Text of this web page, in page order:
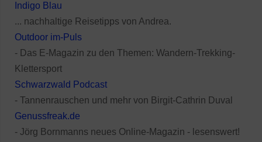
Indigo Blau
... nachhaltige Reisetipps von Andrea.
Outdoor im-Puls
- Das E-Magazin zu den Themen: Wandern-Trekking-
Klettersport
Schwarzwald Podcast
- Tannenrauschen und mehr von Birgit-Cathrin Duval
Genussfreak.de
- Jörg Bornmanns neues Online-Magazin - lesenswert!